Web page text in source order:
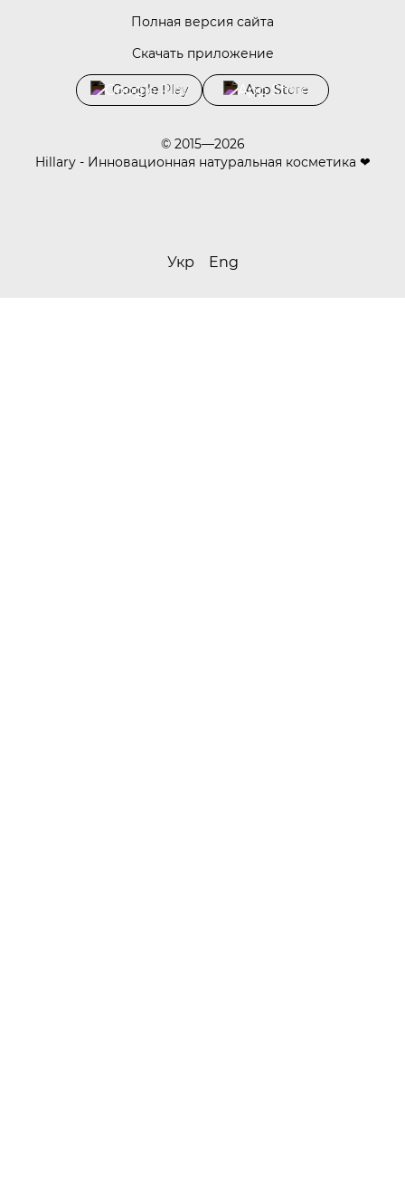
Полная версия сайта
Скачать приложение
Google Play App Store
© 2015—2026
Hillary - Инновационная натуральная косметика ❤
Укр Eng